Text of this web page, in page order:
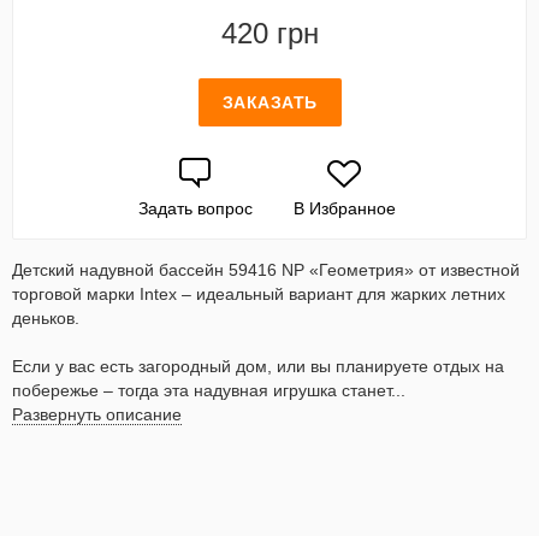
420 грн
ЗАКАЗАТЬ
Задать вопрос В Избранное
Детский надувной бассейн 59416 NP «Геометрия» от известной
торговой марки Intex – идеальный вариант для жарких летних
деньков.
Если у вас есть загородный дом, или вы планируете отдых на
побережье – тогда эта надувная игрушка станет...
Развернуть описание